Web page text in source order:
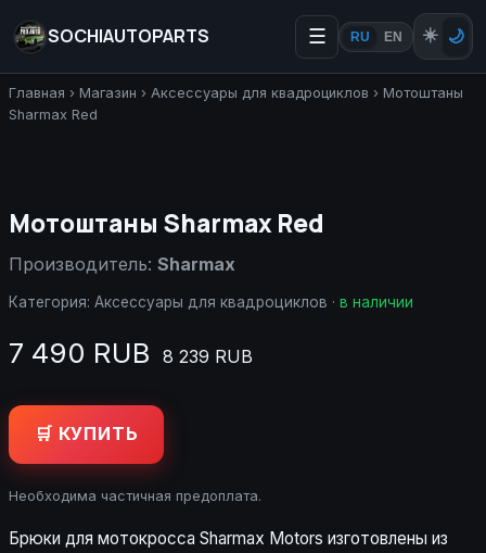
SOCHIAUTOPARTS ☰ RU EN ☀️ 🌙
Главная › Магазин › Аксессуары для квадроциклов › Мотоштаны
Sharmax Red
Мотоштаны Sharmax Red
Производитель: Sharmax
Категория: Аксессуары для квадроциклов · в наличии
7 490 RUB 8 239 RUB
🛒 КУПИТЬ
Необходима частичная предоплата.
Брюки для мотокросса Sharmax Motors изготовлены из